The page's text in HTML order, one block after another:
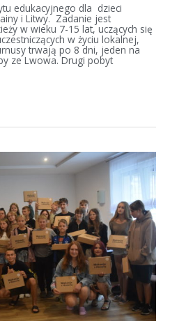
edukacyjnego dla dzieci
i Litwy. Zadanie jest
w wieku 7-15 lat, uczących się
w życiu lokalnej,
trwają po 8 dni, jeden na
ze Lwowa. Drugi pobyt